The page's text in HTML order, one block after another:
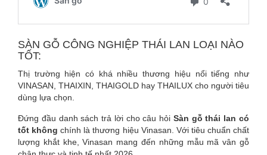
SÀN GỖ CÔNG NGHIỆP THÁI LAN LOẠI NÀO
TỐT:
Thị trường hiện có khá nhiều thương hiệu nổi tiếng như
VINASAN, THAIXIN, THAIGOLD hay THAILUX cho người tiêu
dùng lựa chọn.
Đứng đầu danh sách trả lời cho câu hỏi Sàn gỗ thái lan có
tốt không chính là thương hiệu Vinasan. Với tiêu chuẩn chất
lượng khắt khe, Vinasan mang đến những mẫu mã vân gỗ